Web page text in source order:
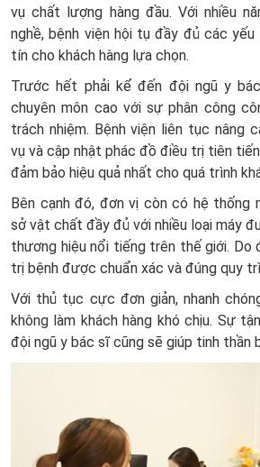
vụ chất lượng hàng đầu. Với nhiều
nghề, bệnh viện hội tụ đầy đủ các
tín cho khách hàng lựa chọn.
Trước hết phải kể đến đội ngũ y
chuyên môn cao với sự phân công
trách nhiệm. Bệnh viện liên tục nâng
vụ và cập nhật phác đồ điều trị tiên
đảm bảo hiệu quả nhất cho quá trình
Bên cạnh đó, đơn vị còn có hệ thống
sở vật chất đầy đủ với nhiều loại máy
thương hiệu nổi tiếng trên thế giới. Do
trị bệnh được chuẩn xác và đúng quy
Với thủ tục cực đơn giản, nhanh
không làm khách hàng khó chịu. Sự
đội ngũ y bác sĩ cũng sẽ giúp tinh thần